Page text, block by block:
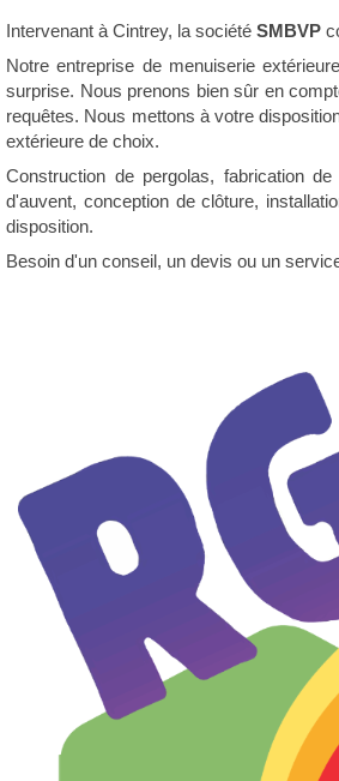
Intervenant à Cintrey, la sociétéSMBVP
Notre entreprise de menuiserie
surprise. Nous prenons bien sûr en
requêtes. Nous mettons à votre
extérieure de choix.
Construction de pergolas, fabrication
d'auvent, conception de clôture,
disposition.
Besoin d'un conseil, un devis ou un